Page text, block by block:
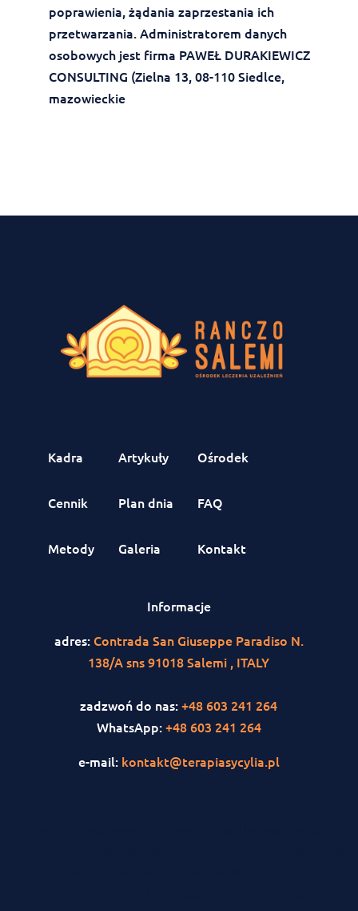
poprawienia, żądania zaprzestania ich
przetwarzania. Administratorem danych
osobowych jest firma PAWEŁ DURAKIEWICZ
CONSULTING (Zielna 13, 08-110 Siedlce,
mazowieckie
Kadra Artykuły Ośrodek
Cennik Plan dnia FAQ
Metody Galeria Kontakt
Informacje
adres: Contrada San Giuseppe Paradiso N.
138/A sns 91018 Salemi , ITALY
zadzwoń do nas:+48 603 241 264
WhatsApp:+48 603 241 264
e-mail: kontakt@terapiasycylia.pl